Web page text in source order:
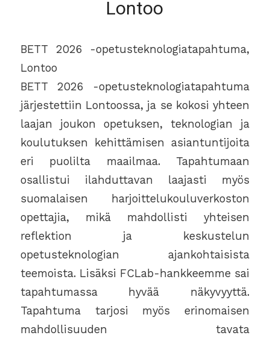
Lontoo
BETT 2026 -opetusteknologiatapahtuma,
Lontoo
BETT 2026 -opetusteknologiatapahtuma
järjestettiin Lontoossa, ja se kokosi yhteen
laajan joukon opetuksen, teknologian ja
koulutuksen kehittämisen asiantuntijoita
eri puolilta maailmaa. Tapahtumaan
osallistui ilahduttavan laajasti myös
suomalaisen harjoittelukouluverkoston
opettajia, mikä mahdollisti yhteisen
reflektion ja keskustelun
opetusteknologian ajankohtaisista
teemoista. Lisäksi FCLab-hankkeemme sai
tapahtumassa hyvää näkyvyyttä.
Tapahtuma tarjosi myös erinomaisen
mahdollisuuden tavata